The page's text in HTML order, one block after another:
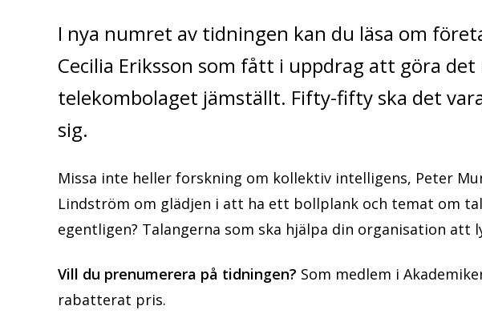
I nya numret av tidningen kan du läsa om
Cecilia Eriksson som fått i uppdrag att göra
telekombolaget jämställt. Fifty-fifty ska det
sig.
Missa inte heller forskning om kollektiv intelligens, Peter
Lindström om glädjen i att ha ett bollplank och temat om
egentligen? Talangerna som ska hjälpa din organisation att
Vill du prenumerera på tidningen? Som medlem i
rabatterat pris.